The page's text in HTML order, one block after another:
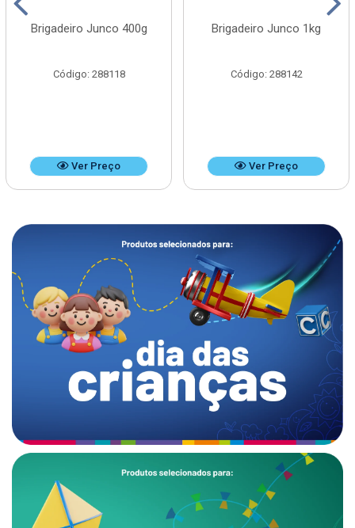
Brigadeiro Junco 400g
Código: 288118
Ver Preço
Brigadeiro Junco 1kg
Código: 288142
Ver Preço